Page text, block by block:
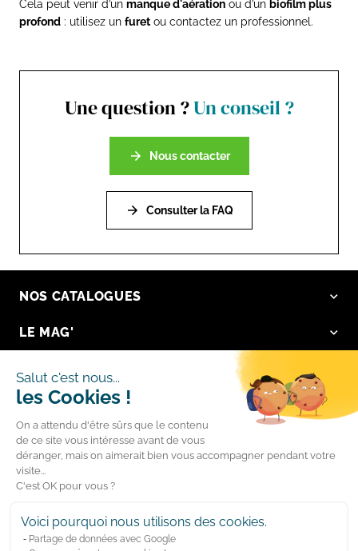
Salut c'est nous...
les Cookies !
On a attendu d'être sûrs que le contenu
de ce site vous intéresse avant de vous
déranger, mais on aimerait bien vous accompagner pendant votre
visite...
C'est OK pour vous ?
Voici pourquoi nous utilisons des cookies.
Partage de données avec Google
Cela peut venir d’un manque d'aération ou d’un biofilm plus
profond : utilisez un furet ou contactez un professionnel.
Une question ?Un conseil ?
Nous contacter
Consulter la FAQ
NOS CATALOGUES
LE MAG'
LA BOUTIQUE
LIENS RAPIDES
Instagram